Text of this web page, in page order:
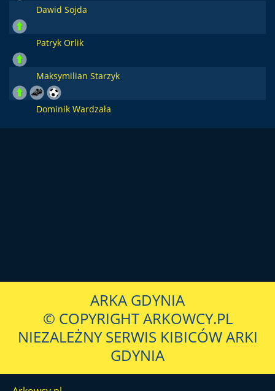
Dawid Sojda
Patryk Orlik
Maksymilian Starzyk
Dominik Wardzała
ARKA GDYNIA
© COPYRIGHT ARKOWCY.PL
NIEZALEŻNY SERWIS KIBICÓW ARKI
GDYNIA